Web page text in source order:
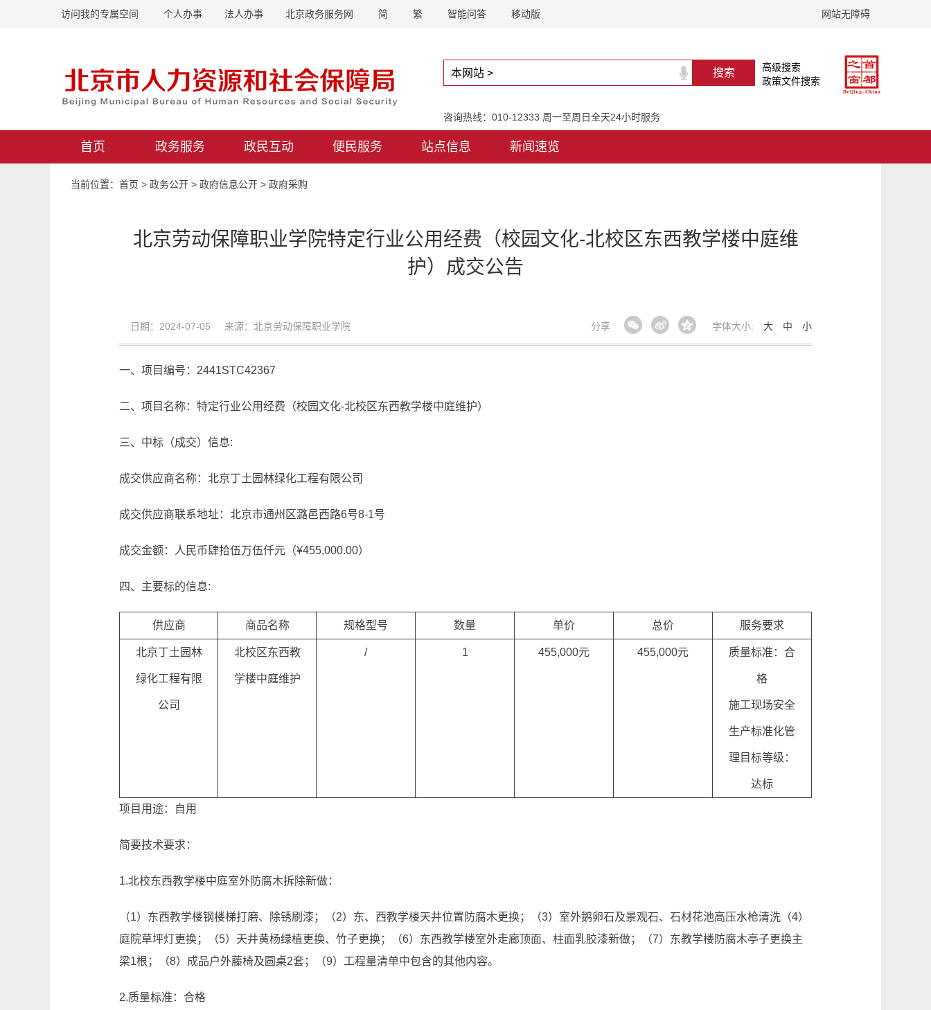
访问我的专属空间 个人办事 法人办事 北京政务服务网 简 繁 智能问答 移动版 网站无障碍
高级搜索
政策文件搜索
咨询热线：010-12333 周一至周日全天24小时服务
首页 政务服务 政民互动 便民服务 站点信息 新闻速览
当前位置： 首页 > 政务公开 > 政府信息公开 > 政府采购
北京劳动保障职业学院特定行业公用经费（校园文化-北校区东西教学楼中庭维
护）成交公告
日期：2024-07-05 来源：北京劳动保障职业学院 字体大小: 大 中 小
分享
一、项目编号：2441STC42367
二、项目名称：特定行业公用经费（校园文化-北校区东西教学楼中庭维护）
三、中标（成交）信息:
成交供应商名称：北京丁土园林绿化工程有限公司
成交供应商联系地址：北京市通州区潞邑西路6号8-1号
成交金额：人民币肆拾伍万伍仟元（¥455,000.00）
四、主要标的信息:
供应商 商品名称 规格型号 数量 单价 总价 服务要求
北京丁土园林
绿化工程有限
公司
北校区东西教
学楼中庭维护
/ 1 455,000元 455,000元 质量标准：合
格
施工现场安全
生产标准化管
理目标等级：
达标
项目用途：自用
简要技术要求：
1.北校东西教学楼中庭室外防腐木拆除新做：
（1）东西教学楼钢楼梯打磨、除锈刷漆；（2）东、西教学楼天井位置防腐木更换；（3）室外鹅卵石及景观石、石材花池高压水枪清洗（4）
庭院草坪灯更换；（5）天井黄杨绿植更换、竹子更换；（6）东西教学楼室外走廊顶面、柱面乳胶漆新做；（7）东教学楼防腐木亭子更换主
梁1根；（8）成品户外藤椅及圆桌2套；（9）工程量清单中包含的其他内容。
2.质量标准：合格